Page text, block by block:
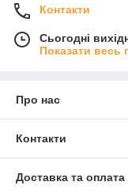
Контакти
Сьогодні
Показати весь
Про нас
Контакти
Доставка та оплата